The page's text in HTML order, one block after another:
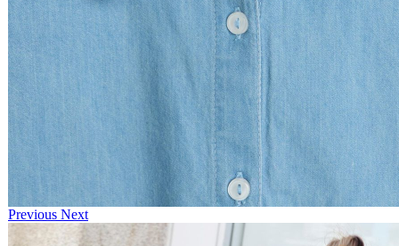
Previous Next